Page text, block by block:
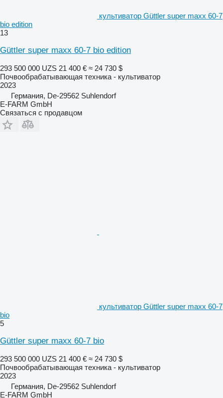
культиватор Güttler super maxx 60-7
bio edition
13
Güttler super maxx 60-7 bio edition
293 500 000 UZS 21 400 € ≈ 24 730 $
Почвообрабатывающая техника - культиватор
2023
Германия, De-29562 Suhlendorf
E-FARM GmbH
Связаться с продавцом
культиватор Güttler super maxx 60-7
bio
5
Güttler super maxx 60-7 bio
293 500 000 UZS 21 400 € ≈ 24 730 $
Почвообрабатывающая техника - культиватор
2023
Германия, De-29562 Suhlendorf
E-FARM GmbH